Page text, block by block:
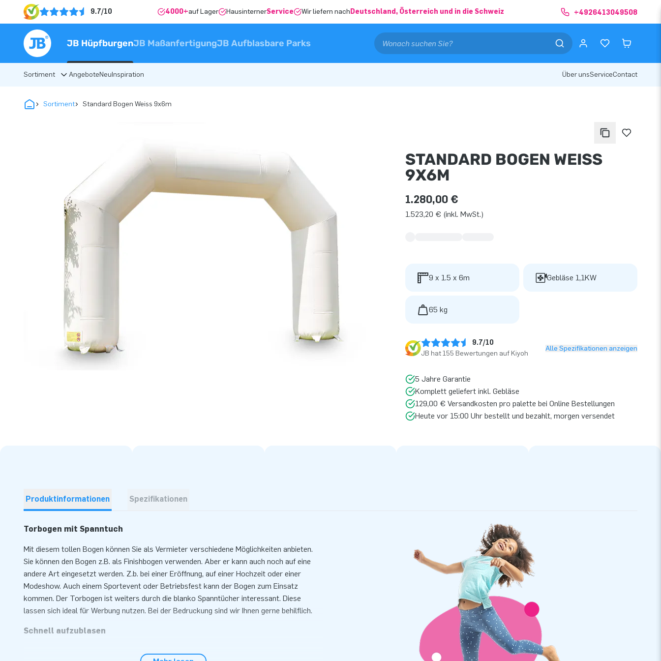
9.7/10 4000+auf Lager HausinternerService Wir liefern nach Deutschland, Österreich und in die Schweiz +4926413049508
JB HüpfburgenJB MaßanfertigungJB Aufblasbare Parks
Sortiment AngeboteNeuInspiration Über unsServiceContact
Sortiment Standard Bogen Weiss 9x6m
STANDARD BOGEN WEISS
9X6M
1.280,00 €
1.523,20 € (inkl. MwSt.)
9 x 1.5 x 6m Gebläse 1,1KW
65 kg
9.7/10
JB hat 155 Bewertungen auf Kiyoh
Alle Spezifikationen anzeigen
5 Jahre Garantie
Komplett geliefert inkl. Gebläse
129,00 € Versandkosten pro palette bei Online Bestellungen
Heute vor 15:00 Uhr bestellt und bezahlt, morgen versendet
Produktinformationen Spezifikationen
Torbogen mit Spanntuch
Mit diesem tollen Bogen können Sie als Vermieter verschiedene Möglichkeiten anbieten.
Sie können den Bogen z.B. als Finishbogen verwenden. Aber er kann auch noch auf eine
andere Art eingesetzt werden. Z.b. bei einer Eröffnung, auf einer Hochzeit oder einer
Modeshow. Auch einem Sportevent oder Betriebsfest kann der Bogen zum Einsatz
kommen. Der Torbogen ist weiters durch die blanko Spanntücher interessant. Diese
lassen sich ideal für Werbung nutzen. Bei der Bedruckung sind wir Ihnen gerne behilflich.
Schnell aufzublasen